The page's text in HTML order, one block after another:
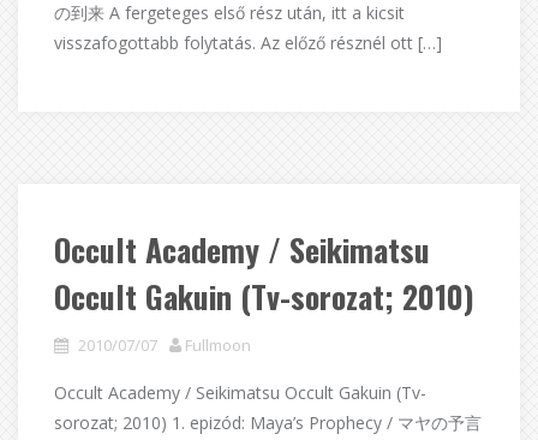
の到来 A fergeteges első rész után, itt a kicsit
visszafogottabb folytatás. Az előző résznél ott […]
Occult Academy / Seikimatsu
Occult Gakuin (Tv-sorozat; 2010)
2010/07/07 Fullmoon
Occult Academy / Seikimatsu Occult Gakuin (Tv-
sorozat; 2010) 1. epizód: Maya’s Prophecy / マヤの予言